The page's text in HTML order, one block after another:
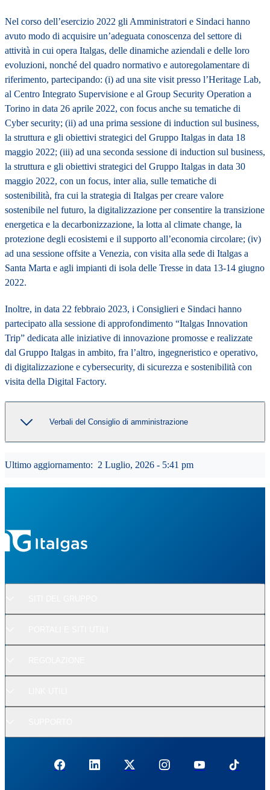
Nel corso dell’esercizio 2022 gli Amministratori e Sindaci hanno
avuto modo di acquisire un’adeguata conoscenza del settore di
attività in cui opera Italgas, delle dinamiche aziendali e delle loro
evoluzioni, nonché del quadro normativo e autoregolamentare di
riferimento, partecipando: (i) ad una site visit presso l’Heritage Lab,
al Centro Integrato Supervisione e al Group Security Operation a
Torino in data 26 aprile 2022, con focus anche su tematiche di
Cyber security; (ii) ad una prima sessione di induction sul business,
la struttura e gli obiettivi strategici del Gruppo Italgas in data 18
maggio 2022; (iii) ad una seconda sessione di induction sul business,
la struttura e gli obiettivi strategici del Gruppo Italgas in data 30
maggio 2022, con un focus, inter alia, sulle tematiche di
sostenibilità, fra cui la strategia di Italgas per creare valore
sostenibile nel futuro, la digitalizzazione per consentire la transizione
energetica e la decarbonizzazione, la lotta al climate change, la
protezione degli ecosistemi e il supporto all’economia circolare; (iv)
ad una sessione offsite a Venezia, con visita alla sede di Italgas a
Santa Marta e agli impianti di isola delle Tresse in data 13-14 giugno
2022.
Inoltre, in data 22 febbraio 2023, i Consiglieri e Sindaci hanno
partecipato alla sessione di approfondimento “Italgas Innovation
Trip” dedicata alle iniziative di innovazione promosse e realizzate
dal Gruppo Italgas in ambito, fra l’altro, ingegneristico e operativo,
di digitalizzazione e cybersecurity, di sicurezza e sostenibilità con
visita della Digital Factory.
Verbali del Consiglio di amministrazione
Ultimo aggiornamento: 2 Luglio, 2026 - 5:41 pm